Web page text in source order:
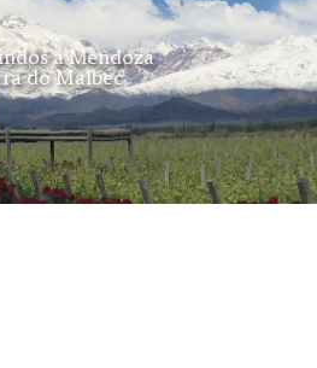
a Mendoza
do Malbec